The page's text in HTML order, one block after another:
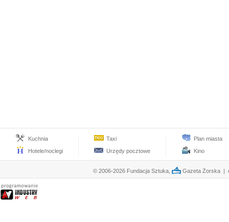
Kuchnia
Hotele/noclegi
Taxi
Urzędy pocztowe
Plan miasta
Kino
© 2006-2026 Fundacja Sztuka, Gazeta Żorska |